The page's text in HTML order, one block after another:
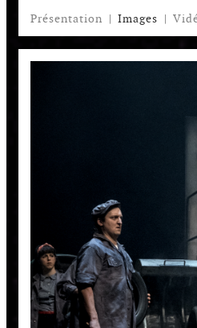
Présentation | Images |